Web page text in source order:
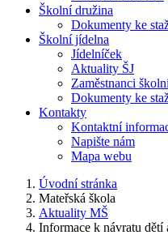
Školní družina
Dokumenty ke
Školní jídelna
Jídelníček
Aktuality ŠJ
Zaměstnanci
Dokumenty ke
Kontakty
Kontaktní
Napište nám
Mapa webu
Úvodní stránka
Mateřská škola
Aktuality MŠ
Informace k návratu dětí